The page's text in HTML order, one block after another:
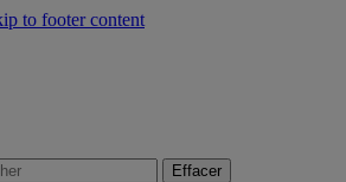
to footer content
Effacer